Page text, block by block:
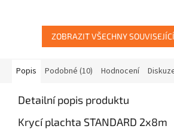
ZOBRAZIT VŠECHNY
Popis Podobné (10) Hodnocení
Detailní popis produktu
Krycí plachta STANDARD 2x8m